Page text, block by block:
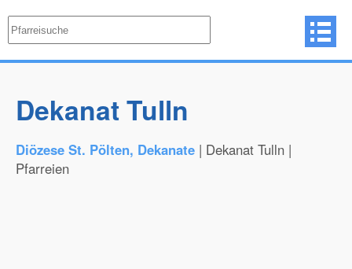
Dekanat Tulln
Diözese St. Pölten, Dekanate | Dekanat Tulln |
Pfarreien